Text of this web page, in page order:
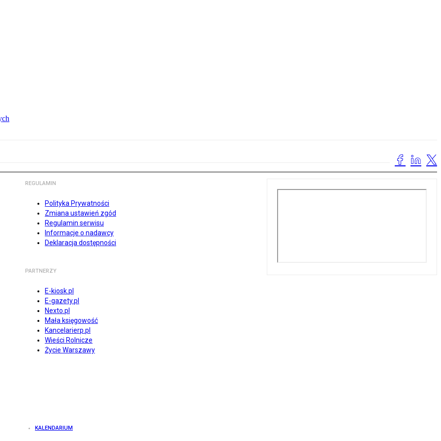
REGULAMIN
Polityka Prywatności
Zmiana ustawień zgód
Regulamin serwisu
Informacje o nadawcy
Deklaracja dostępności
PARTNERZY
E-kiosk.pl
E-gazety.pl
Nexto.pl
Mała księgowość
Kancelarierp.pl
Wieści Rolnicze
Życie Warszawy
KALENDARIUM